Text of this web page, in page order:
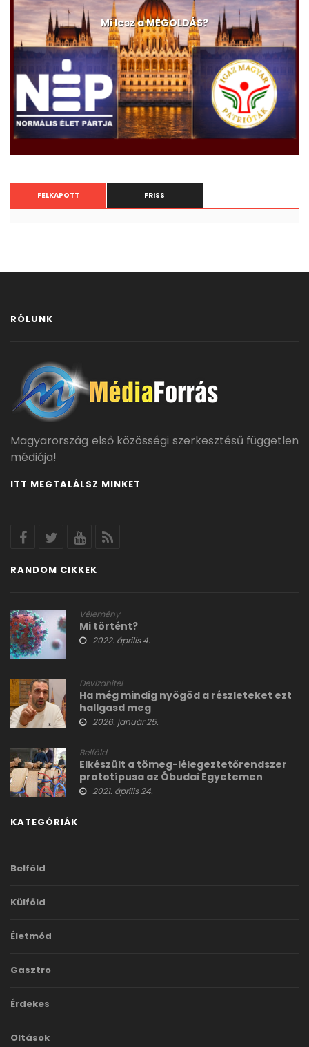
Mi lesz a MEGOLDÁS?
FELKAPOTT FRISS
RÓLUNK
Magyarország első közösségi szerkesztésű független
médiája!
ITT MEGTALÁLSZ MINKET
RANDOM CIKKEK
Vélemény
Mi történt?
2022. április 4.
Devizahitel
Ha még mindig nyögöd a részleteket ezt
hallgasd meg
2026. január 25.
Belföld
Elkészült a tömeg-lélegeztetőrendszer
prototípusa az Óbudai Egyetemen
2021. április 24.
KATEGÓRIÁK
Belföld
Külföld
Életmód
Gasztro
Érdekes
Oltások